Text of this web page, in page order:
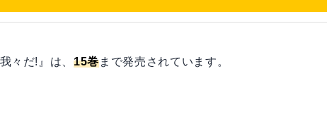
々だ!』は、15巻まで発売されています。